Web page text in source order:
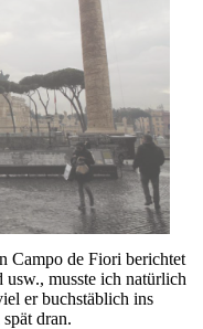
Campo de Fiori berichtet
musste ich natürlich
er buchstäblich ins
dran.